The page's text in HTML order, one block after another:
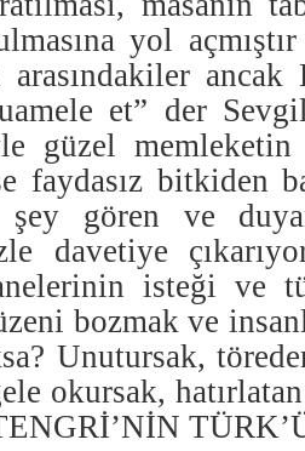
yol
et” der
güzel
faydasız bitkiden
gören ve
davetiye
isteği ve
bozmak ve
Unutursak,
okursak,